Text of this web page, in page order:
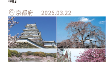
京都府 2026.03.22